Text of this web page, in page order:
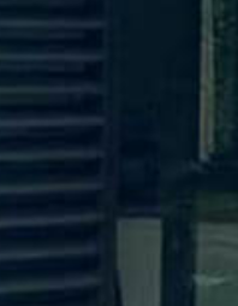
til
af ​​lys, der
regulere udsynet.
glas, ligesom
til solens stråler